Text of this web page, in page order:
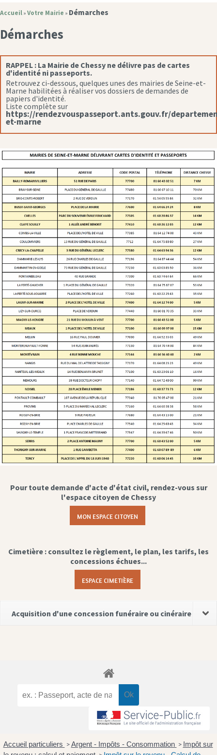
Accueil » Votre Mairie » Démarches
Démarches
RAPPEL : La Mairie de Chessy ne délivre pas de cartes
d'identité ni passeports.
Retrouvez ci-dessous, quelques unes des mairies de Seine-et-
Marne habilitées à réaliser vos dossiers de demandes de
papiers d'identité.
Liste complète sur
https://rendezvouspasseport.ants.gouv.fr/
et-marne
Pour toute demande d'acte d'état civil, rendez-vous sur
l'espace citoyen de Chessy
MON ESPACE CITOYEN
Cimetière : consultez le règlement, le plan, les tarifs, les
concessions échues...
ESPACE CIMETIÈRE
Acquisition d'une concession funéraire ou cinéraire
Accueil particuliers > Argent - Impôts - Consommation > Impôt sur